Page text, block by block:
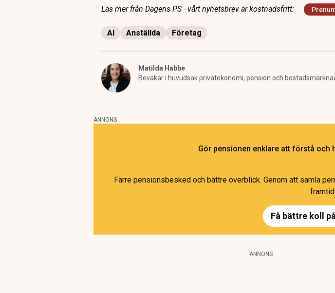
Läs mer från Dagens PS - vårt nyhetsbrev är kostnadsfritt:
AI Anställda Företag
Matilda Habbe
Bevakar i huvudsak privatekonomi, pension och
ANNONS
Gör pensionen enklare att förstå och
Färre pensionsbesked och bättre överblick. Genom att samla
Få bättre koll
ANNONS